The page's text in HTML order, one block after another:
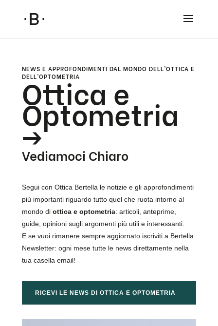
NEWS E APPROFONDIMENTI DAL MONDO DELL’OTTICA E
DELL’OPTOMETRIA
Ottica e
Optometria
->
Vediamoci Chiaro
Segui con Ottica Bertella le notizie e gli approfondimenti
più importanti riguardo tutto quel che ruota intorno al
mondo di ottica e optometria: articoli, anteprime,
guide, opinioni sugli argomenti più utili e interessanti.
E se vuoi rimanere sempre aggiornato iscriviti a Bertella
Newsletter: ogni mese tutte le news direttamente nella
tua casella email!
RICEVI LE NEWS DI OTTICA E OPTOMETRIA